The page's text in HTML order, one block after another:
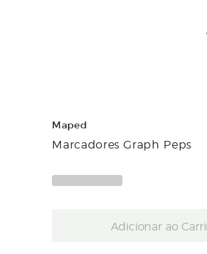
Maped
Marcadores Graph Peps
Adicionar ao